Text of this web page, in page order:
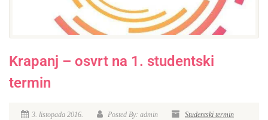
Krapanj – osvrt na 1. studentski
termin
3. listopada 2016. Posted By: admin
Studentski termin